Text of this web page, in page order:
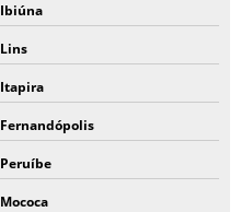
Ibiúna
Lins
Itapira
Fernandópolis
Peruíbe
Mococa